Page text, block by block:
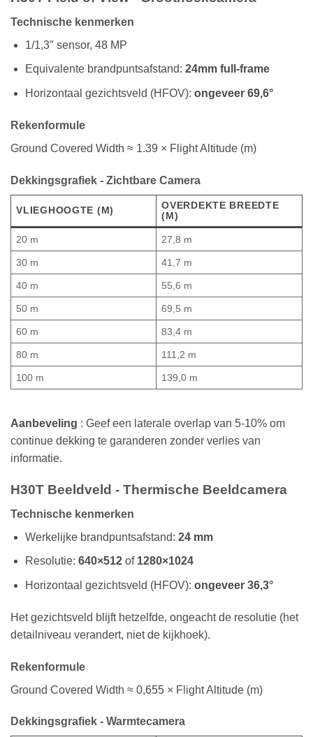
Technische kenmerken
1/1,3″ sensor, 48 MP
Equivalente brandpuntsafstand: 24mm full-frame
Horizontaal gezichtsveld (HFOV): ongeveer 69,6°
Rekenformule
Ground Covered Width ≈ 1.39 × Flight Altitude (m)
Dekkingsgrafiek - Zichtbare Camera
VLIEGHOOGTE (M)
OVERDEKTE BREEDTE
(M)
20 m 27,8 m
30 m 41,7 m
40 m 55,6 m
50 m 69,5 m
60 m 83,4 m
80 m 111,2 m
100 m 139,0 m
Aanbeveling : Geef een laterale overlap van 5-10% om
continue dekking te garanderen zonder verlies van
informatie.
H30T Beeldveld - Thermische Beeldcamera
Technische kenmerken
Werkelijke brandpuntsafstand: 24 mm
Resolutie: 640×512of 1280×1024
Horizontaal gezichtsveld (HFOV): ongeveer 36,3°
Het gezichtsveld blijft hetzelfde, ongeacht de resolutie (het
detailniveau verandert, niet de kijkhoek).
Rekenformule
Ground Covered Width ≈ 0,655 × Flight Altitude (m)
Dekkingsgrafiek - Warmtecamera